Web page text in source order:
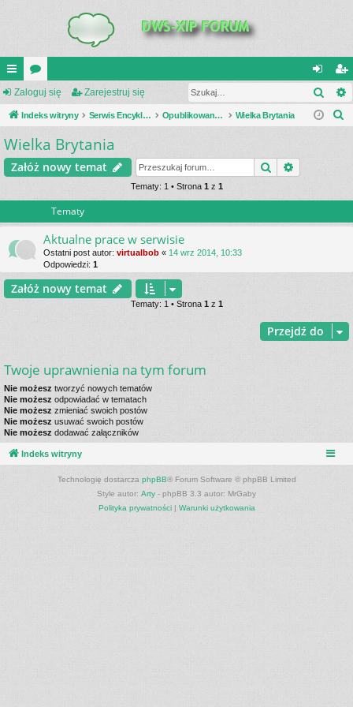
UI
C
K
_L
or
a
al
og
ar
ej
Zaloguj się Zarejestruj się
Indeks witryny Serwis Encyklopedia Uzbrojenia Opublikowane zestawienia Wielka Brytania
j
Wielka Brytania
Załóż nowy temat Szukaj
Tematy: 1 • Strona 1 z 1
Tematy
Aktualne prace w serwisie
Ostatni post autor: virtualbob « 14 wrz 2014, 10:33
Odpowiedzi: 1
Załóż nowy temat
Tematy: 1 • Strona 1z 1
Przejdź do
Twoje uprawnienia na tym forum
Nie możesz tworzyć nowych tematów
Nie możesz odpowiadać w tematach
Nie możesz zmieniać swoich postów
Nie możesz usuwać swoich postów
Nie możesz dodawać załączników
Indeks witryny
Technologię dostarcza phpBB® Forum Software © phpBB Limited
Style autor: Arty - phpBB 3.3 autor: MrGaby
Polityka prywatności| Warunki użytkowania